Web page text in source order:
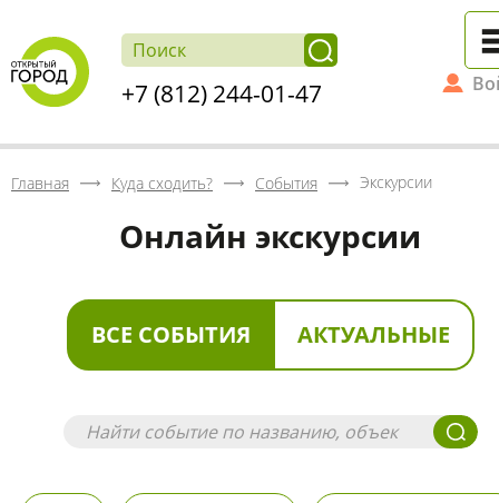
+7 (812) 244-01-47
Главная Куда сходить? События Экскурсии
Онлайн экскурсии
ВСЕ СОБЫТИЯ АКТУАЛЬНЫЕ